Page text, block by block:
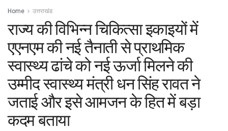
Home उत्तराखंड
राज्य की विभिन्न चिकित्सा इकाइयों में
एएनएम की नई तैनाती से प्राथमिक
स्वास्थ्य ढांचे को नई ऊर्जा मिलने की
उम्मीद स्वास्थ्य मंत्री धन सिंह रावत ने
जताई और इसे आमजन के हित में बड़ा
कदम बताया